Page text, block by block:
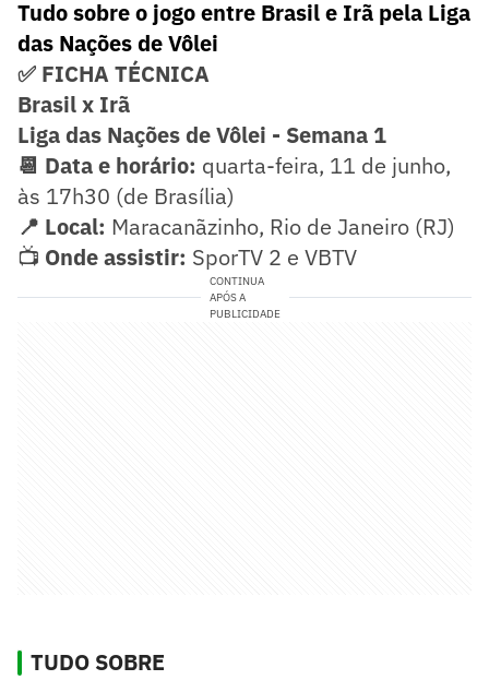
Tudo sobre o jogo entre Brasil e Irã pela Liga
das Nações de Vôlei
✅ FICHA TÉCNICA
Brasil x Irã
Liga das Nações de Vôlei - Semana 1
📆 Data e horário: quarta-feira, 11 de junho,
às 17h30 (de Brasília)
📍 Local: Maracanãzinho, Rio de Janeiro (RJ)
📺 Onde assistir: SporTV 2 e VBTV
CONTINUA
APÓS A
PUBLICIDADE
TUDO SOBRE